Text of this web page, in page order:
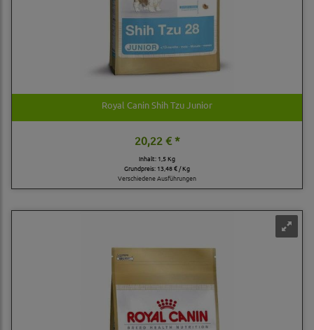
Royal Canin Shih Tzu Junior
20,22 € *
Inhalt: 1,5 Kg
Grundpreis: 13,48 € / Kg
Verschiedene Ausführungen